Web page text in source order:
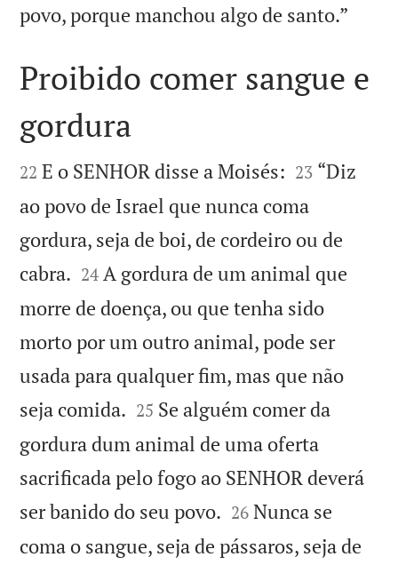
povo, porque manchou algo de santo.”

Proibido comer sangue e
gordura

22 E o SENHOR disse a Moisés: 

23 “Diz
ao povo de Israel que nunca coma
gordura, seja de boi, de cordeiro ou de
cabra. 

24 A gordura de um animal que
morre de doença, ou que tenha sido
morto por um outro animal, pode ser
usada para qualquer fim, mas que não
seja comida. 

25 Se alguém comer da
gordura dum animal de uma oferta
sacrificada pelo fogo ao SENHOR deverá
ser banido do seu povo. 

26 Nunca se
coma o sangue, seja de pássaros, seja de